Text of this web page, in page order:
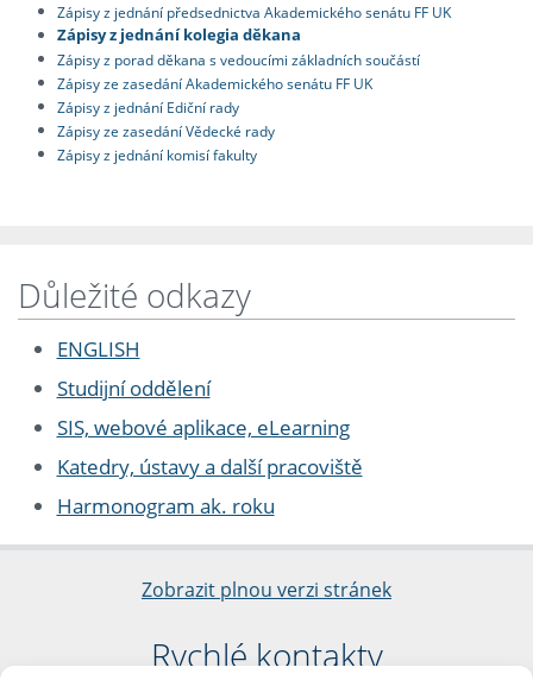
Zápisy z jednání předsednictva Akademického senátu FF UK
Zápisy z jednání kolegia děkana
Zápisy z porad děkana s vedoucími základních součástí
Zápisy ze zasedání Akademického senátu FF UK
Zápisy z jednání Ediční rady
Zápisy ze zasedání Vědecké rady
Zápisy z jednání komisí fakulty
Důležité odkazy
ENGLISH
Studijní oddělení
SIS, webové aplikace, eLearning
Katedry, ústavy a další pracoviště
Harmonogram ak. roku
Zobrazit plnou verzi stránek
Rychlé kontakty